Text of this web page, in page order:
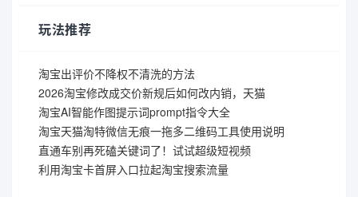
玩法推荐
淘宝出评价不降权不清洗的方法
2026淘宝修改成交价新规后如何改内销，天猫
淘宝AI智能作图提示词prompt指令大全
淘宝天猫淘特微信无痕一拖多二维码工具使用说明
直通车别再死磕关键词了！试试超级短视频
利用淘宝卡首屏入口拉起淘宝搜索流量